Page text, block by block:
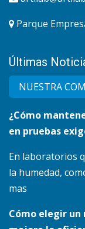
Parque
Últimas
NUESTRA
¿Cómo
en pruebas
En laboratorios
la humedad,
mas
Cómo elegir